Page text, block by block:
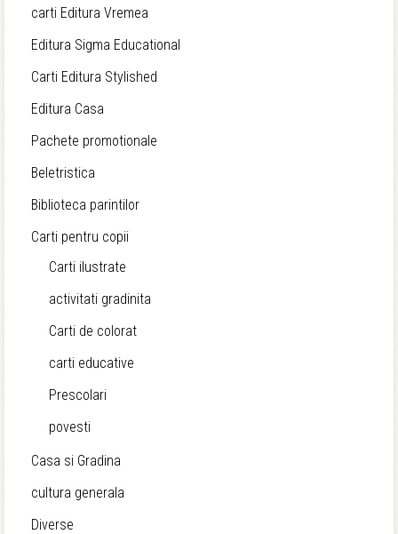
carti Editura Vremea
Editura Sigma Educational
Carti Editura Stylished
Editura Casa
Pachete promotionale
Beletristica
Biblioteca parintilor
Carti pentru copii
Carti ilustrate
activitati gradinita
Carti de colorat
carti educative
Prescolari
povesti
Casa si Gradina
cultura generala
Diverse